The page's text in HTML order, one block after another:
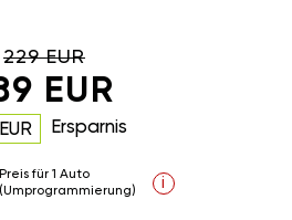
229 EUR
EUR
Ersparnis
Preis für 1 Auto
(Umprogrammierung)
i